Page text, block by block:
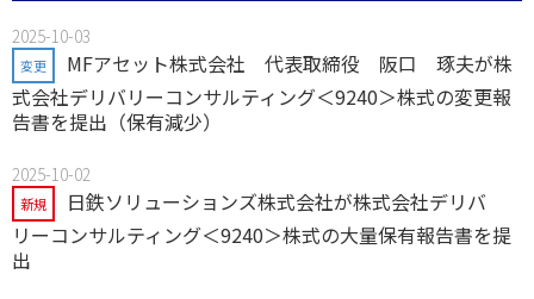
2025-10-03
変更
MFアセット株式会社 代表取締役 阪口 琢夫が株
式会社デリバリーコンサルティング＜9240＞株式の変更報
告書を提出（保有減少）
2025-10-02
新規
日鉄ソリューションズ株式会社が株式会社デリバ
リーコンサルティング＜9240＞株式の大量保有報告書を提
出